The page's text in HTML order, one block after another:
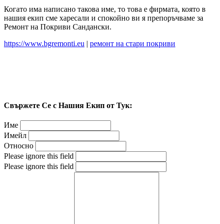
Когато има написано такова име, то това е фирмата, която в
нашия екип сме харесали и спокойно ви я препоръчваме за
Ремонт на Покриви Сандански.
https://www.bgremonti.eu | ремонт на стари покриви
Свържете Се с Нашия Екип от Тук:
Име
Имейл
Относно
Please ignore this field
Please ignore this field